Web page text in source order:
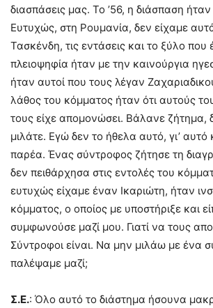
διασπάσεις μας. Το ’56, η διάσπαση
Ευτυχώς, στη Ρουμανία, δεν είχαμε
Τασκένδη, τις εντάσεις και το ξύλο που
πλειοψηφία ήταν με την καινούργια
ήταν αυτοί που τους λέγαν
λάθος του κόμματος ήταν ότι αυτούς
τους είχε απομονώσει. Βάλανε ζήτημα,
μιλάτε. Εγώ δεν το ήθελα αυτό, γι’ αυτό
παρέα. Ένας σύντροφος ζήτησε τη
δεν πειθάρχησα στις εντολές του
ευτυχώς είχαμε έναν Ικαριώτη, ήταν
κόμματος, ο οποίος με υποστήριξε και
συμφωνούσε μαζί μου. Γιατί να τους
Σύντροφοι είναι. Να μην μιλάω με ένα
παλέψαμε μαζί;
Σ.Ε.: Όλο αυτό το διάστημα ήσουνα